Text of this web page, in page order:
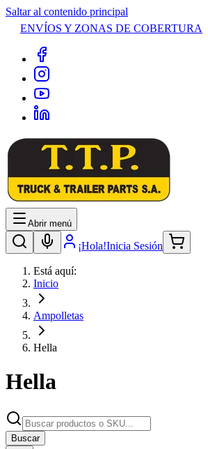
Saltar al contenido principal
ENVÍOS Y ZONAS DE COBERTURA
Abrir menú
¡Hola!Inicia Sesión
Está aquí:
Inicio
Ampolletas
Hella
Hella
Buscar